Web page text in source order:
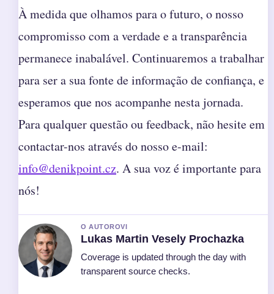
À medida que olhamos para o futuro, o nosso
compromisso com a verdade e a transparência
permanece inabalável. Continuaremos a trabalhar
para ser a sua fonte de informação de confiança, e
esperamos que nos acompanhe nesta jornada.
Para qualquer questão ou feedback, não hesite em
contactar-nos através do nosso e-mail:
info@denikpoint.cz. A sua voz é importante para
nós!
O AUTOROVI
Lukas Martin Vesely Prochazka
Coverage is updated through the day with
transparent source checks.